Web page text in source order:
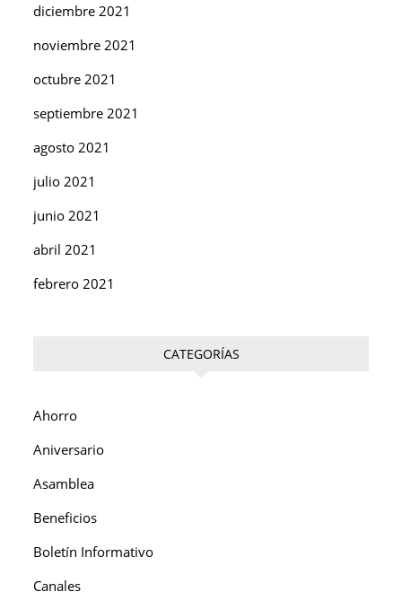
diciembre 2021
noviembre 2021
octubre 2021
septiembre 2021
agosto 2021
julio 2021
junio 2021
abril 2021
febrero 2021
CATEGORÍAS
Ahorro
Aniversario
Asamblea
Beneficios
Boletín Informativo
Canales